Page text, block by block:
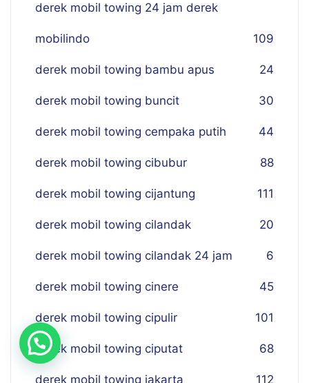
derek mobil towing 24 jam derek
mobilindo 109
derek mobil towing bambu apus 24
derek mobil towing buncit 30
derek mobil towing cempaka putih 44
derek mobil towing cibubur 88
derek mobil towing cijantung 111
derek mobil towing cilandak 20
derek mobil towing cilandak 24 jam 6
derek mobil towing cinere 45
derek mobil towing cipulir 101
derek mobil towing ciputat 68
derek mobil towing jakarta 112